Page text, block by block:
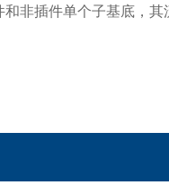
非插件单个子基底，